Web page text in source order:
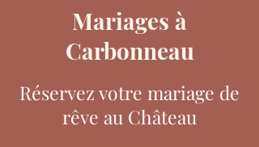
Mariages à
Carbonneau
Réservez votre mariage de
rêve au Château